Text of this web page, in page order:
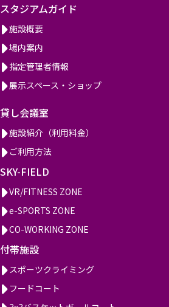
スタジアムガイド
施設概要
場内案内
指定管理者情報
展示スペース・ショップ
貸し会議室
施設紹介（利用料金）
ご利用方法
SKY-FIELD
VR/FITNESS ZONE
e-SPORTS ZONE
CO-WORKING ZONE
付帯施設
スポーツクライミング
フードコート